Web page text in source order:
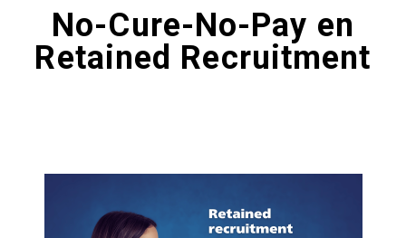
No-Cure-No-Pay en
Retained Recruitment